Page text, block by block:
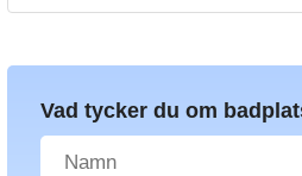
Vad tycker du om